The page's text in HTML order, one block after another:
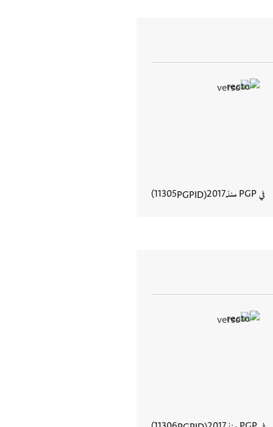
في PGP منذ 2017
PGPID
11305